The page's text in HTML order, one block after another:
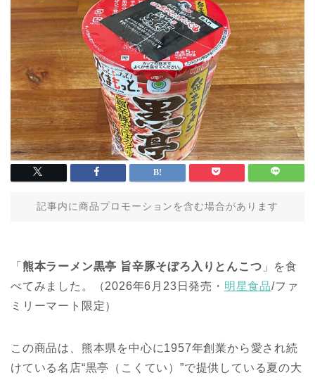
記事内に商品プロモーションを含む場合があります
「 熊本ラーメン黒亭 旨辛豚そぼろ入りとんこつ 」を食
べてみました。（2026年6月23日発売・ 明星食品/ファ
ミリーマート限定）
この商品は、熊本県を中心に1957年創業から愛され続
けている名店“黒亭（こくてい）”で提供している夏の大